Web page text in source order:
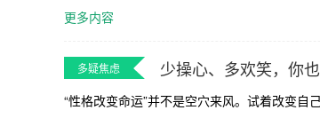
更多内容
多疑焦虑 少操心、多欢笑，你
“性格改变命运”并不是空穴来风。试着改变自